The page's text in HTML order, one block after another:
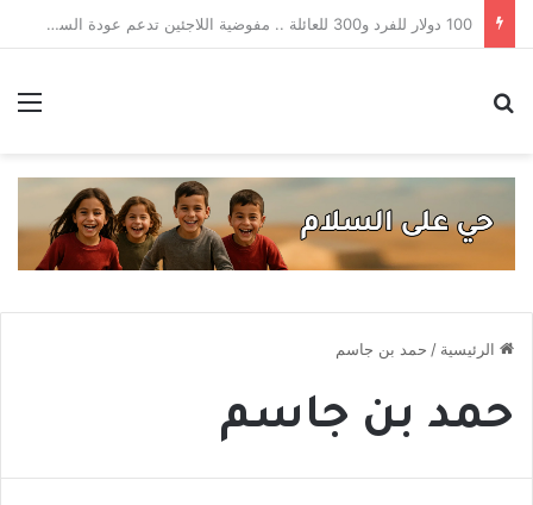
بمبادرة فردية .. ميني var في بطولة شعبية بطرطوس يسبق الدوري السوري
الرئيسية / حمد بن جاسم
حمد بن جاسم